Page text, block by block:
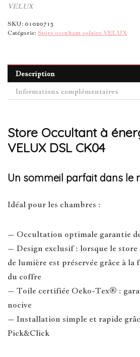
VELUX
SKU:01020713
Catégorie:Store occultant solaire VELUX
Description
Informations complémentaires
Store Occultant à
VELUX DSL CK04
Un sommeil parfait dans le
Idéal pour les chambres :
– Occultation optimale garantie
– Design exclusif : lorsque le store
de lumière est préservée grâce à la
du coffre
– Toile certifiée Oeko-Tex® :
nocive
– Installation simple et rapide
Pick&Click